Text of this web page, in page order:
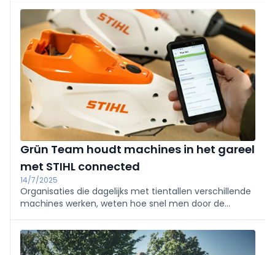
conditie en verlaag je je stressniveau. Daarnaast is het
ook nog eens ontzettend plezierig om bezig te zijn
met planten, bloemen en groenten. Met een paar
eenvoudige tips zoals het dragen van ergonomisch
tuingereedschap, het nemen van voldoende
rustpauzes en het hydrateren van jezelf, maak je het
tuinieren niet alleen gezonder, maar ook nog leuker.
Dus, trek je tuinhandschoenen aan en geniet van alle
voordelen die tuinieren te bieden heeft.
Grün Team houdt machines in het gareel
met STIHL connected
14/7/2025
Organisaties die dagelijks met tientallen verschillende
machines werken, weten hoe snel men door de
te gaan, heeft het Duitse Grün Team GmbH met
succes STIHL connected geïmplementeerd.